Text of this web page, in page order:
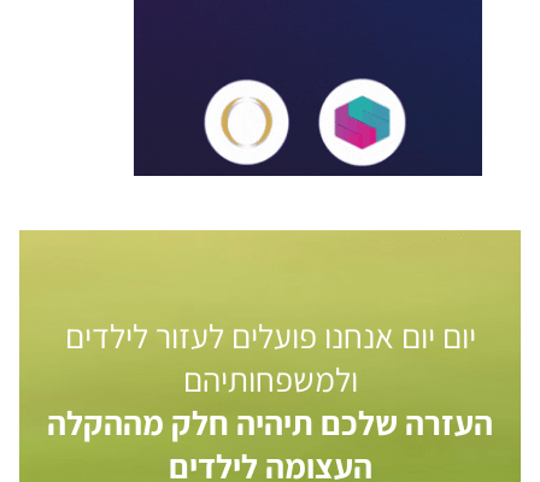
יום יום אנחנו פועלים לעזור לילדים
ולמשפחותיהם
העזרה שלכם תיהיה חלק מההקלה
העצומה לילדים